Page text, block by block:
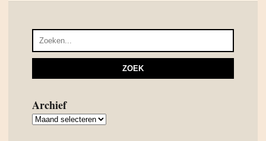
Archief
Archief